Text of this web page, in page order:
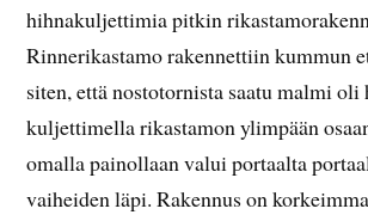
hihnakuljettimia pitkin
Rinnerikastamo rakennettiin kummun
siten, että nostotornista saatu malmi oli
kuljettimella rikastamon ylimpään
omalla painollaan valui portaalta
vaiheiden läpi. Rakennus on